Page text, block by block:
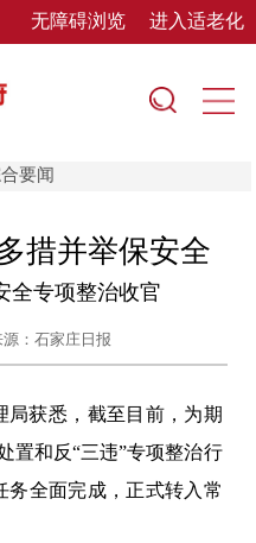
无障碍浏览 进入适老化
要闻
措并举保安全
全专项整治收官
源：石家庄日报
局获悉，截至目前，为期
置和反“三违”专项整治行
务全面完成，正式转入常